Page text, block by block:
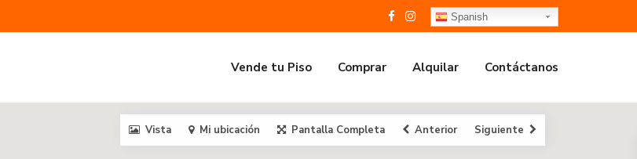
Spanish
Vende tu Piso Comprar Alquilar Contáctanos
Vista Mi ubicación Pantalla Completa Anterior Siguiente